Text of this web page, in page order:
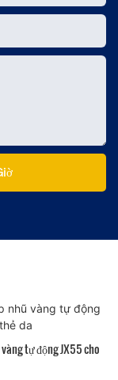
tự động JX55 cho